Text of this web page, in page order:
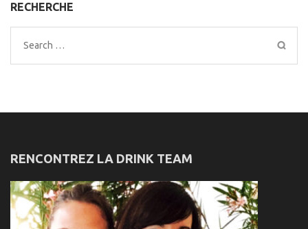
RECHERCHE
Search
for:
RENCONTREZ LA DRINK TEAM